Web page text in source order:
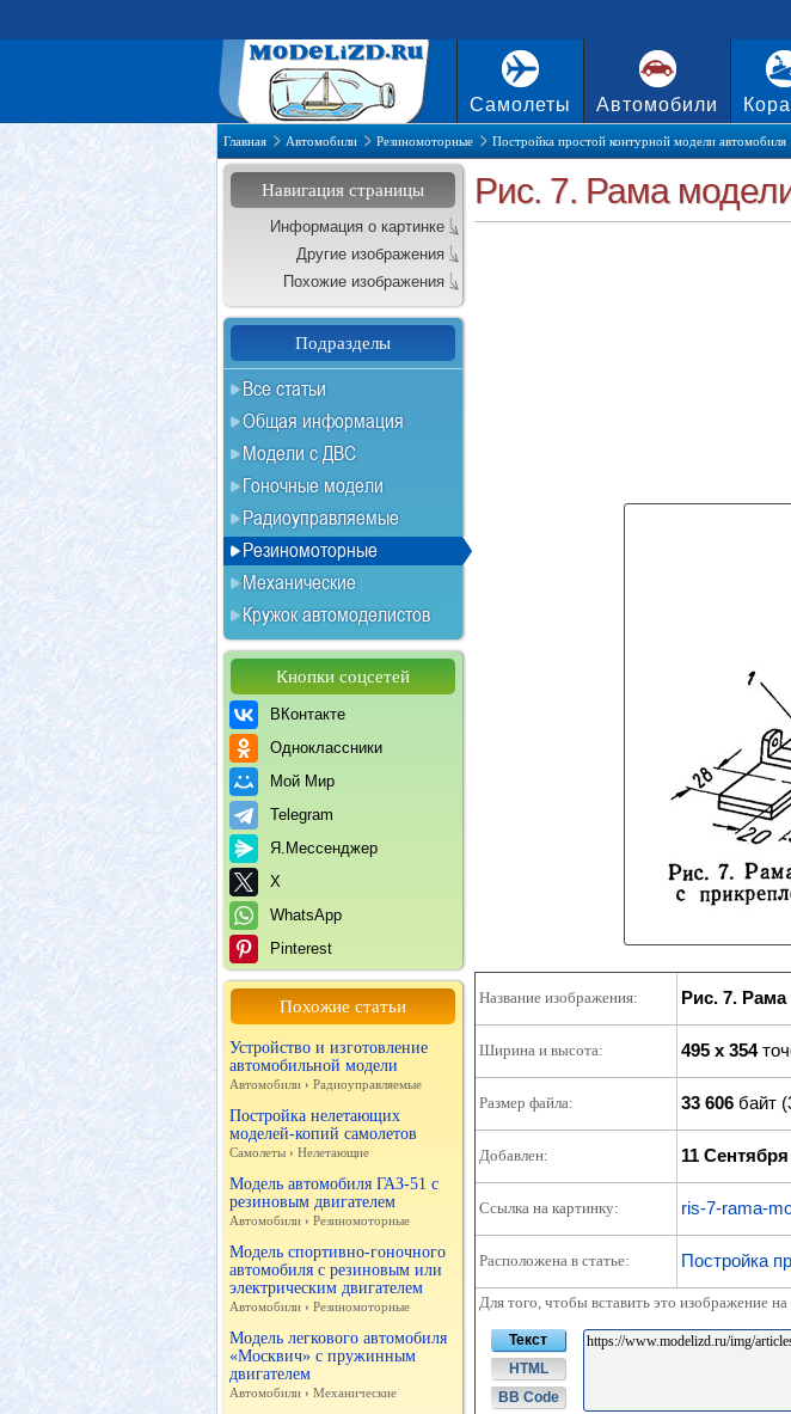
Самолеты Автомобили
Главная Автомобили Резиномоторные Постройка простой контурной модели автомобиля
Навигация страницы
Информация о картинке
Другие изображения
Похожие изображения
Подразделы
Все статьи
Общая информация
Модели с ДВС
Гоночные модели
Радиоуправляемые
Резиномоторные
Механические
Кружок автомоделистов
Кнопки соцсетей
ВКонтакте
Одноклассники
Мой Мир
Telegram
Я.Мессенджер
X
WhatsApp
Pinterest
Похожие статьи
Устройство и изготовление
автомобильной модели
Автомобили › Радиоуправляемые
Постройка нелетающих
моделей-копий самолетов
Самолеты › Нелетающие
Модель автомобиля ГАЗ-51 с
резиновым двигателем
Автомобили › Резиномоторные
Модель спортивно-гоночного
автомобиля с резиновым или
электрическим двигателем
Автомобили › Резиномоторные
Модель легкового автомобиля
«Москвич» с пружинным
двигателем
Автомобили › Механические
Рис. 7. Рама
Название изображения: Рис. 7.
Ширина и высота: 495 x 354
Размер файла: 33 606 байт
Добавлен: 11 Сентября
Ссылка на картинку: ris-7-rama-
Расположена в статье: Постройка
Для того, чтобы вставить это изображение
Текст
HTML
BB Code